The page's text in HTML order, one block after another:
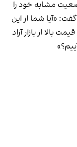
مشابه خود را
«آیا شما از این
بالا از بازار آزاد